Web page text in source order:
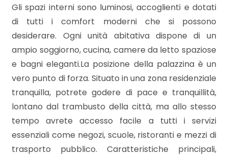
Gli spazi interni sono luminosi, accoglienti e dotati
di tutti i comfort moderni che si possono
desiderare. Ogni unità abitativa dispone di un
ampio soggiorno, cucina, camere da letto spaziose
e bagni eleganti.La posizione della palazzina è un
vero punto di forza. Situato in una zona residenziale
tranquilla, potrete godere di pace e tranquillità,
lontano dal trambusto della città, ma allo stesso
tempo avrete accesso facile a tutti i servizi
essenziali come negozi, scuole, ristoranti e mezzi di
trasporto pubblico. Caratteristiche principali,
Locali
minimi
Qualsiasi
1